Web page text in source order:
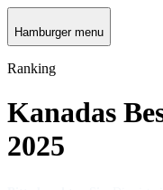
Hamburger menu
Ranking
Kanadas
2025